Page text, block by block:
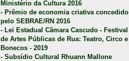
Ministério da Cultura 2016
- Prêmio de economia criativa concedido
pelo SEBRAE/RN 2016
- Lei Estadual Câmara Cascudo - Festival
de Artes Públicas de Rua: Teatro, Circo e
Bonecos - 2019
- Subsídio Cultural Rhuann Mallone